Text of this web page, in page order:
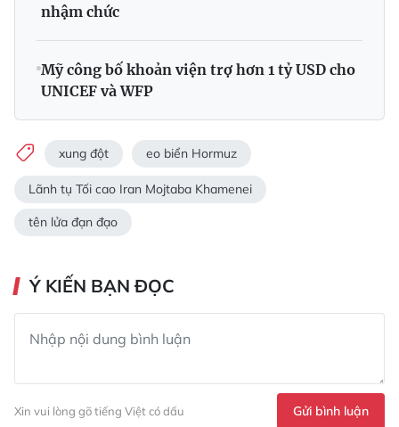
nhậm chức
Mỹ công bố khoản viện trợ hơn 1 tỷ USD cho
UNICEF và WFP
xung đột eo biển Hormuz
Lãnh tụ Tối cao Iran Mojtaba Khamenei
tên lửa đạn đạo
Ý KIẾN BẠN ĐỌC
Xin vui lòng gõ tiếng Việt có dấu Gửi bình luận